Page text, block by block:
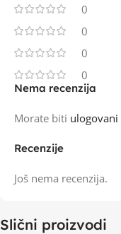
0
0
0
0
Recenzije
Još nema recenzija.
Nema recenzija
Morate biti ulogovani
Slični proizvodi